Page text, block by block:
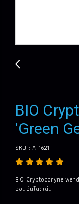
BIO
'Green
SKU : AT1621
BIO Cryptocoryne
อ่อนอันโดดเด่น